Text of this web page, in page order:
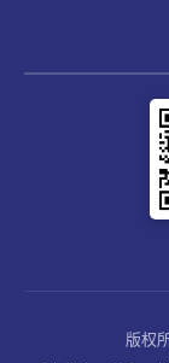
版权